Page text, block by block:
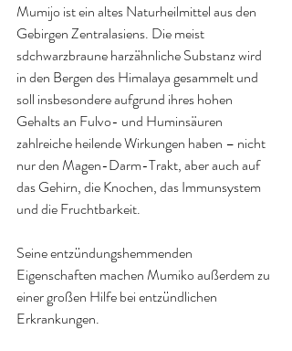
Mumijo ist ein altes Naturheilmittel aus den
Gebirgen Zentralasiens. Die meist
sdchwarzbraune harzähnliche Substanz wird
in den Bergen des Himalaya gesammelt und
soll insbesondere aufgrund ihres hohen
Gehalts an Fulvo- und Huminsäuren
zahlreiche heilende Wirkungen haben – nicht
nur den Magen-Darm-Trakt, aber auch auf
das Gehirn, die Knochen, das Immunsystem
und die Fruchtbarkeit.
Seine entzündungshemmenden
Eigenschaften machen Mumiko außerdem zu
einer großen Hilfe bei entzündlichen
Erkrankungen.